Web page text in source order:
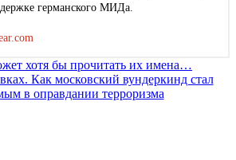
германского МИДа.
хотя бы прочитать их имена…
Как московский вундеркинд стал
в оправдании терроризма